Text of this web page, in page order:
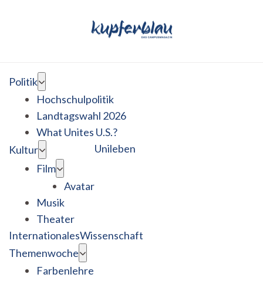
Politik
Hochschulpolitik
Landtagswahl 2026
What Unites U.S.?
Kultur
Film
Avatar
Musik
Theater
Unileben
InternationalesWissenschaft
Themenwoche
Farbenlehre